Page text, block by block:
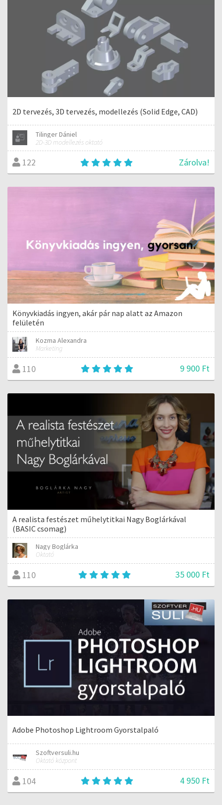
2D tervezés, 3D tervezés, modellezés (Solid Edge, CAD)
Tilinger Dániel
2D-3D modellezés oktató
122 Zárolva!
Könyvkiadás ingyen, akár pár nap alatt az Amazon
felületén
Kozma Alexandra
Marketing
110 9 900 Ft
A realista festészet műhelytitkai Nagy Boglárkával
(BASIC csomag)
Nagy Boglárka
Oktató
110 35 000 Ft
Adobe Photoshop Lightroom Gyorstalpaló
Szoftversuli.hu
Oktató központ
104 4 950 Ft